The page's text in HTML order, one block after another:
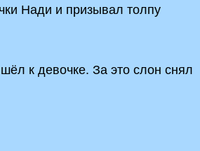
Нади и призывал толпу
к девочке. За это слон снял